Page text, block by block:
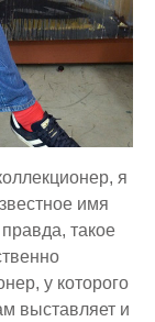
я
имя
такое
у которого
выставляет и